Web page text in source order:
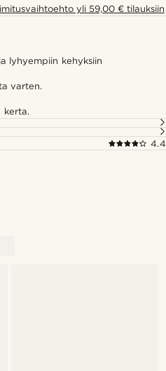
yli 59,00 € tilauksiin
lyhyempiin kehyksiin
varten.
kerta.
4.4